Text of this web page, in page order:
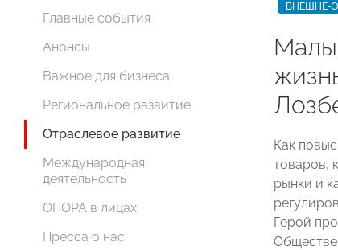
Главные события
Анонсы
Важное для бизнеса
Региональное развитие
Отраслевое развитие
Международная
деятельность
ОПОРА в лицах
Пресса о нас
ВНЕШНЕ-
Как
товаров,
рынки и
Герой